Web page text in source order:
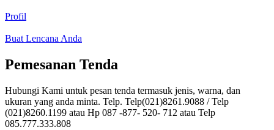
Profil
Buat Lencana Anda
Pemesanan Tenda
Hubungi Kami untuk pesan tenda termasuk jenis, warna, dan
ukuran yang anda minta. Telp. Telp(021)8261.9088 / Telp
(021)8260.1199 atau Hp 087 -877- 520- 712 atau Telp
085.777.333.808